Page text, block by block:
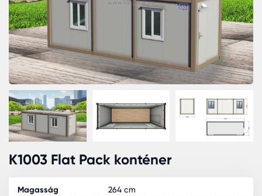
K1003 Flat Pack konténer
Magasság 264 cm